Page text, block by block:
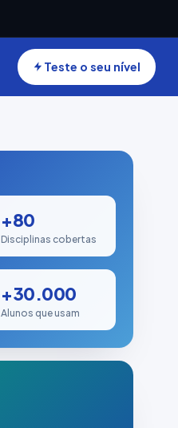
Teste o seu nível
+80
Disciplinas cobertas
+30.000
Alunos que usam